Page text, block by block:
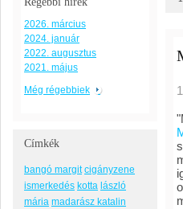
2026. március
2024. január
2022. augusztus
2021. május
Még régebbiek
Címkék
bangó margit cigányzene
ismerkedés kotta lászló
mária madarász katalin